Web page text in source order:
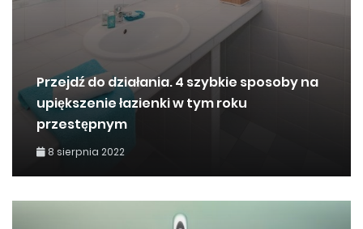
Przejdź do działania. 4 szybkie sposoby na
upiększenie łazienki w tym roku
przestępnym
8 sierpnia 2022